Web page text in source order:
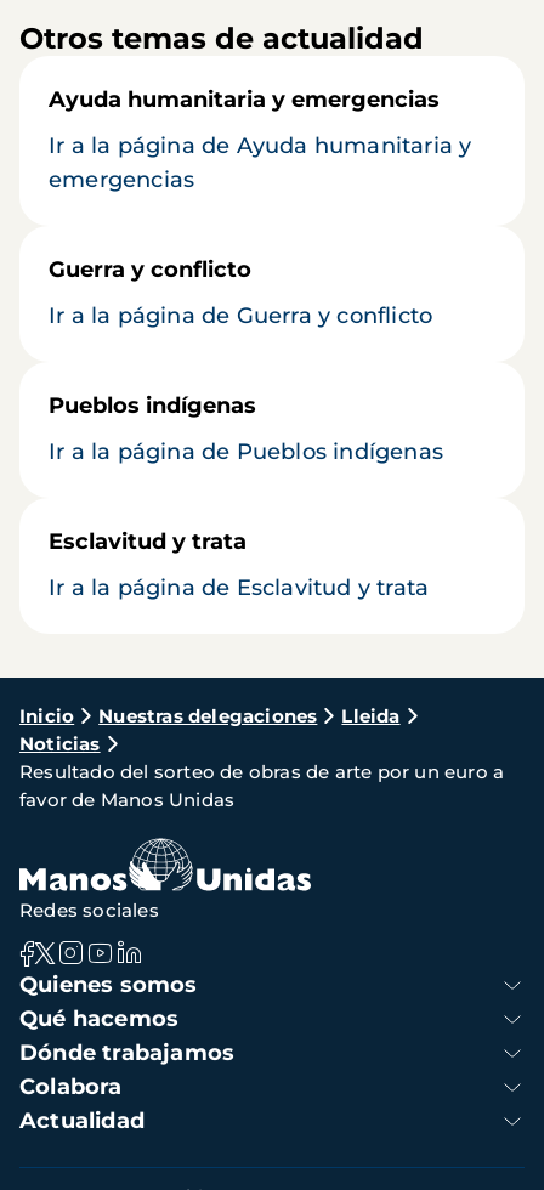
Otros temas de actualidad
Ayuda humanitaria y emergencias
Ir a la página de Ayuda humanitaria y
emergencias
Guerra y conflicto
Ir a la página de Guerra y conflicto
Pueblos indígenas
Ir a la página de Pueblos indígenas
Esclavitud y trata
Ir a la página de Esclavitud y trata
Ruta
de
navegación
Inicio Nuestras delegaciones
Lleida
Noticias
Resultado del sorteo de obras de arte por un euro a
favor de Manos Unidas
Navegación
principal
Quienes somos
Qué hacemos
Dónde trabajamos
Colabora
Actualidad
Redes sociales